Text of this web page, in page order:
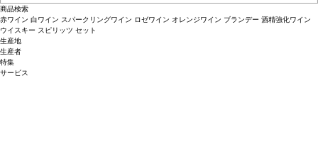
商品検索
赤ワイン 白ワイン スパークリングワイン ロゼワイン オレンジワイン ブランデー 酒精強化ワイン
ウイスキー スピリッツ セット
生産地
生産者
特集
サービス